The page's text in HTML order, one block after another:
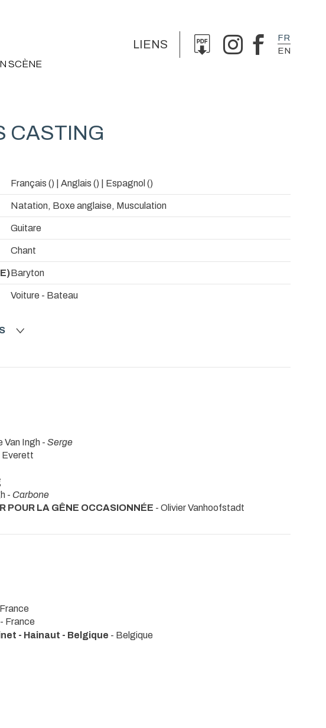
SCÈNE
LIENS
FR
EN
CASTING
Français () | Anglais () | Espagnol ()
Natation, Boxe anglaise, Musculation
Guitare
Chant
Baryton
Voiture - Bateau
Van Ingh - Serge
Everett
- Carbone
POUR LA GÊNE OCCASIONNÉE - Olivier Vanhoofstadt
- France
- Hainaut - Belgique - Belgique